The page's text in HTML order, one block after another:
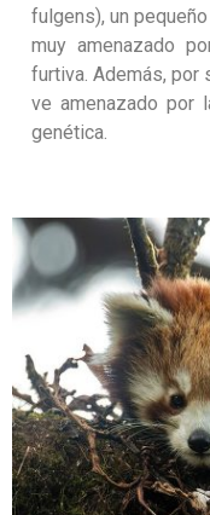
fulgens), un
muy amenazado
furtiva. Además, por
ve amenazado por
genética.